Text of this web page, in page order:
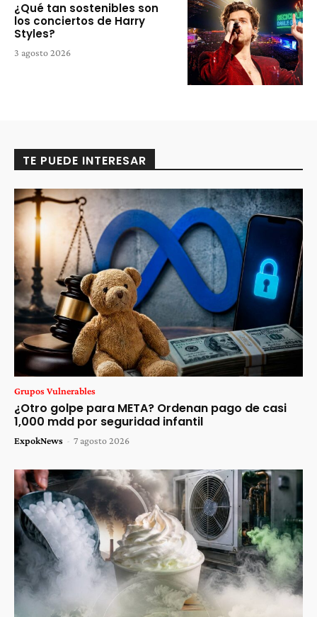
¿Qué tan sostenibles son
los conciertos de Harry
Styles?
3 agosto 2026
TE PUEDE INTERESAR
Grupos Vulnerables
¿Otro golpe para META? Ordenan pago de casi
1,000 mdd por seguridad infantil
ExpokNews - 7 agosto 2026